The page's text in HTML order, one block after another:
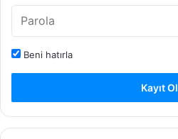
Beni hatırla
Kayıt Ol